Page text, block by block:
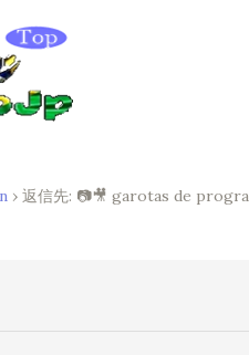
› 返信先: 📷🎥 garotas de